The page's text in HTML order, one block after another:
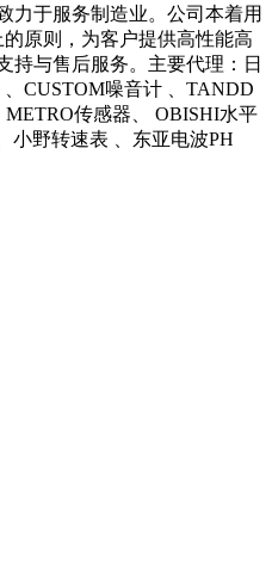
力于服务制造业。公司本着用
原则，为客户提供高性能高
持与售后服务。主要代理：日
CUSTOM噪音计 、TANDD
传感器、 OBISHI水平
小野转速表 、东亚电波PH